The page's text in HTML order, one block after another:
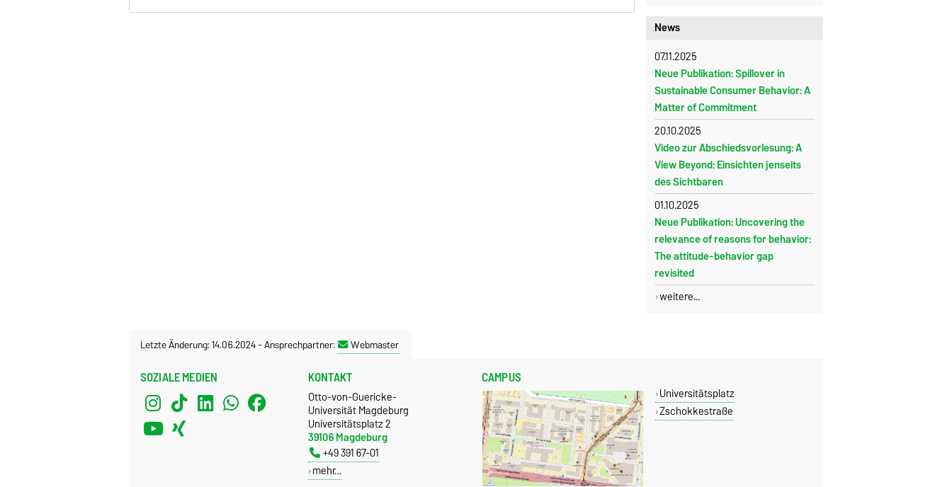
News
07.11.2025
Neue Publikation: Spillover in
Sustainable Consumer Behavior: A
Matter of Commitment
20.10.2025
Video zur Abschiedsvorlesung: A
View Beyond: Einsichten jenseits
des Sichtbaren
01.10.2025
Neue Publikation: Uncovering the
relevance of reasons for be­havior:
The attitude-behavior gap
revisited
weitere...
Letzte Änderung: 14.06.2024-Ansprechpartner: Webmaster
SOZIALE MEDIEN KONTAKT
Otto-von-Guericke-
Universität Magdeburg
Universitätsplatz 2
39106 Magdeburg
+49 391 67-01
mehr…
CAMPUS
Universitätsplatz
Zschokkestraße